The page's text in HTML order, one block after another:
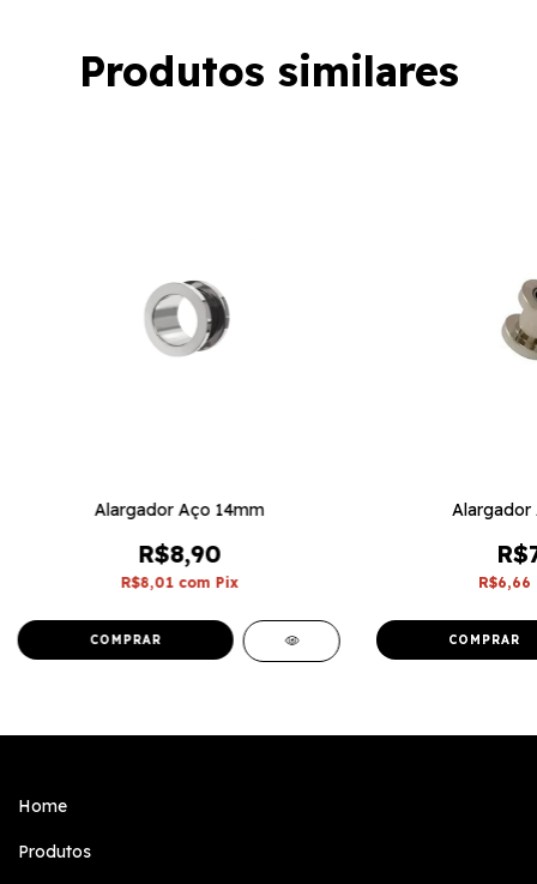
Produtos similares
Alargador Aço 14mm
R$8,90
R$8,01 com Pix
Alargador
R$6,66
Home
Produtos